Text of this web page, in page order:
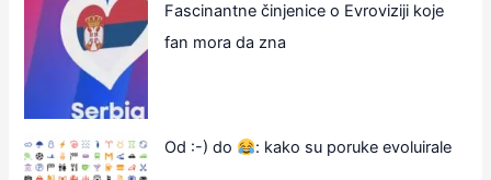
Fascinantne činjenice o Evroviziji koje
fan mora da zna
Od :-) do : kako su poruke evoluirale